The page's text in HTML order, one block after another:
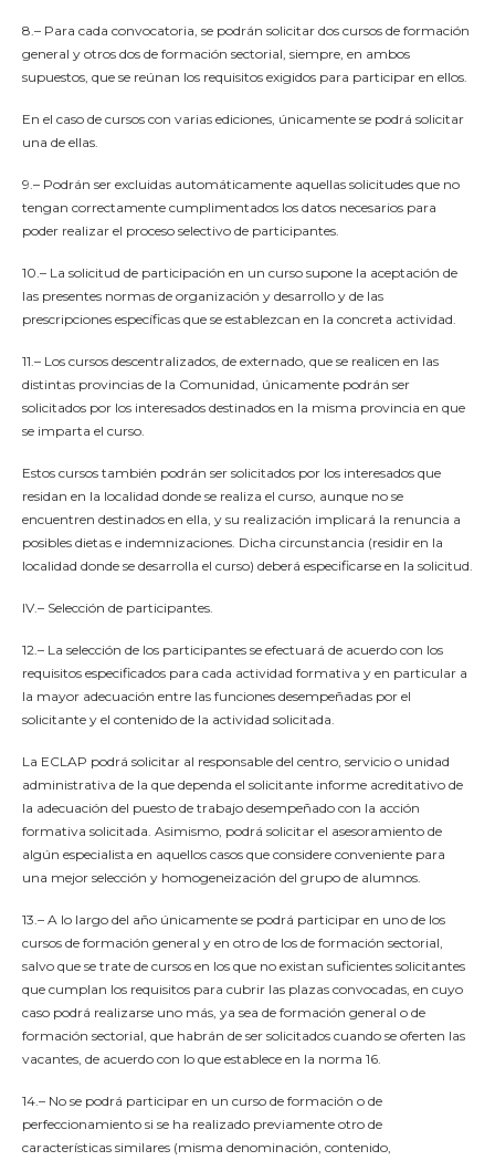
8.– Para cada convocatoria, se podrán solicitar dos cursos de formación
general y otros dos de formación sectorial, siempre, en ambos
supuestos, que se reúnan los requisitos exigidos para participar en ellos.
En el caso de cursos con varias ediciones, únicamente se podrá solicitar
una de ellas.
9.– Podrán ser excluidas automáticamente aquellas solicitudes que no
tengan correctamente cumplimentados los datos necesarios para
poder realizar el proceso selectivo de participantes.
10.– La solicitud de participación en un curso supone la aceptación de
las presentes normas de organización y desarrollo y de las
prescripciones específicas que se establezcan en la concreta actividad.
11.– Los cursos descentralizados, de externado, que se realicen en las
distintas provincias de la Comunidad, únicamente podrán ser
solicitados por los interesados destinados en la misma provincia en que
se imparta el curso.
Estos cursos también podrán ser solicitados por los interesados que
residan en la localidad donde se realiza el curso, aunque no se
encuentren destinados en ella, y su realización implicará la renuncia a
posibles dietas e indemnizaciones. Dicha circunstancia (residir en la
localidad donde se desarrolla el curso) deberá especificarse en la solicitud.
IV.– Selección de participantes.
12.– La selección de los participantes se efectuará de acuerdo con los
requisitos especificados para cada actividad formativa y en particular a
la mayor adecuación entre las funciones desempeñadas por el
solicitante y el contenido de la actividad solicitada.
La ECLAP podrá solicitar al responsable del centro, servicio o unidad
administrativa de la que dependa el solicitante informe acreditativo de
la adecuación del puesto de trabajo desempeñado con la acción
formativa solicitada. Asimismo, podrá solicitar el asesoramiento de
algún especialista en aquellos casos que considere conveniente para
una mejor selección y homogeneización del grupo de alumnos.
13.– A lo largo del año únicamente se podrá participar en uno de los
cursos de formación general y en otro de los de formación sectorial,
salvo que se trate de cursos en los que no existan suficientes solicitantes
que cumplan los requisitos para cubrir las plazas convocadas, en cuyo
caso podrá realizarse uno más, ya sea de formación general o de
formación sectorial, que habrán de ser solicitados cuando se oferten las
vacantes, de acuerdo con lo que establece en la norma 16.
14.– No se podrá participar en un curso de formación o de
perfeccionamiento si se ha realizado previamente otro de
características similares (misma denominación, contenido,